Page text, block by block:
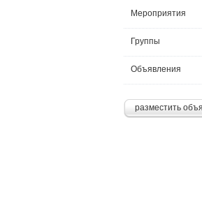
Мероприятия
Группы
Объявления
разместить